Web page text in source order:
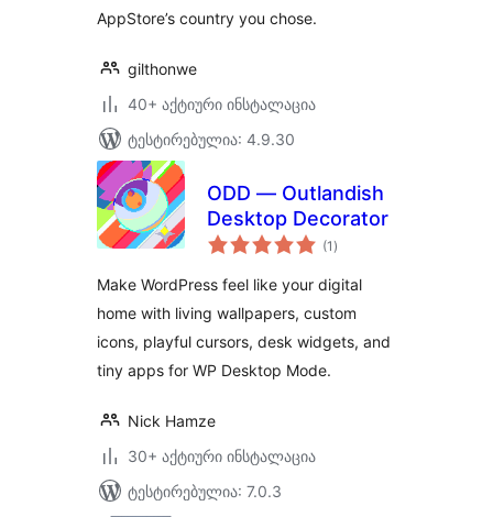
AppStore’s country you chose.
gilthonwe
40+ აქტიური ინსტალაცია
ტესტირებულია: 4.9.30
ODD — Outlandish
Desktop Decorator
(1 საერთო
რეიტინგი
)
Make WordPress feel like your digital
home with living wallpapers, custom
icons, playful cursors, desk widgets, and
tiny apps for WP Desktop Mode.
Nick Hamze
30+ აქტიური ინსტალაცია
ტესტირებულია: 7.0.3